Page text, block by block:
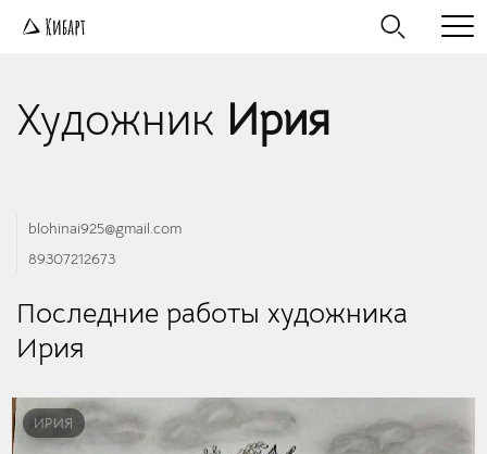
Художник Ирия
blohinai925@gmail.com
89307212673
Последние работы художника
Ирия
ИРИЯ